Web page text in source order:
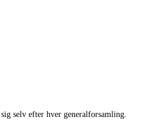
selv efter hver generalforsamling.